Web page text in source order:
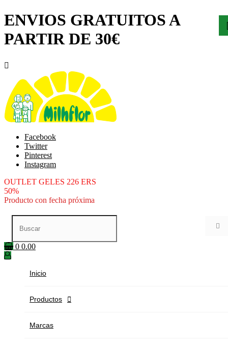
ENVIOS GRATUITOS A
PARTIR DE 30€

Facebook
Twitter
Pinterest
Instagram
OUTLET GELES 226 ERS
50%
Producto con fecha próxima

0 0.00
Inicio
Productos 
Marcas